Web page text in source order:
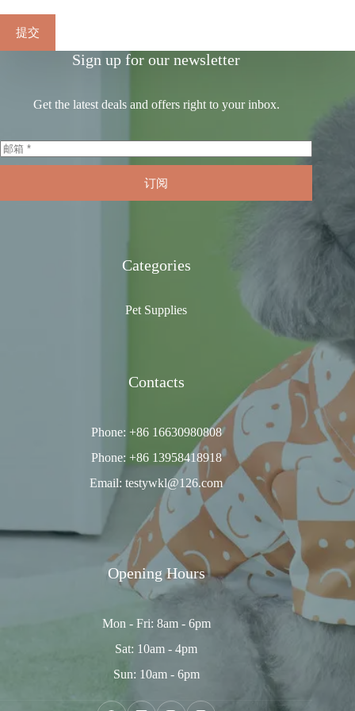
提交
Sign up for our newsletter
Get the latest deals and offers right to your inbox.
订阅
Categories
Pet Supplies
Contacts
Phone: +86 16630980808
Phone: +86 13958418918
Email: testywkl@126.com
Opening Hours
Mon - Fri: 8am - 6pm
Sat: 10am - 4pm
Sun: 10am - 6pm